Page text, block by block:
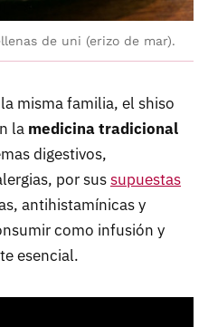
de uni (erizo de mar).
misma familia, el shiso
la medicina tradicional
digestivos,
por sussupuestas
antihistamínicas y
como infusión y
esencial.